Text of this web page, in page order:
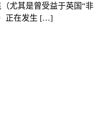
尤其是曾受益于英国“非
正在发生 […]